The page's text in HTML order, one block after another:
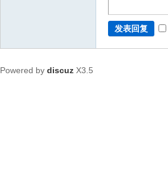
发表回复
Powered by discuz X3.5